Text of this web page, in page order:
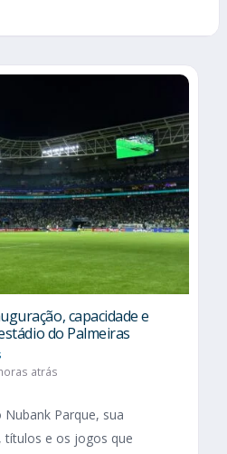
capacidade e
do Palmeiras
atrás
Parque, sua
títulos e os jogos que